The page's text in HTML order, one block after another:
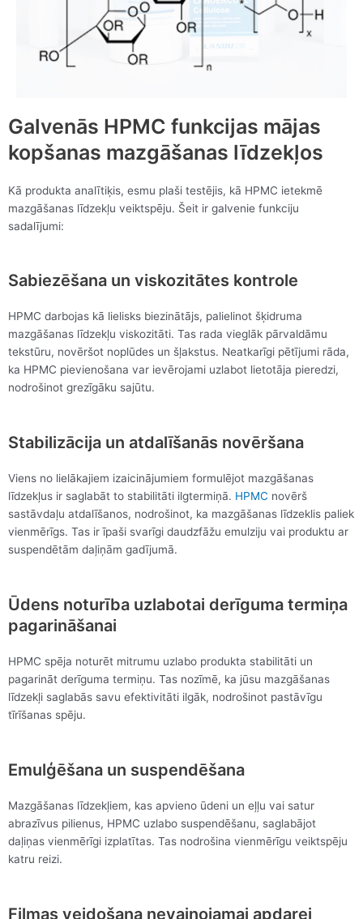
Galvenās HPMC funkcijas mājas
kopšanas mazgāšanas līdzekļos
Kā produkta analītiķis, esmu plaši testējis, kā HPMC ietekmē
mazgāšanas līdzekļu veiktspēju. Šeit ir galvenie funkciju
sadalījumi:
Sabiezēšana un viskozitātes kontrole
HPMC darbojas kā lielisks biezinātājs, palielinot šķidruma
mazgāšanas līdzekļu viskozitāti. Tas rada vieglāk pārvaldāmu
tekstūru, novēršot noplūdes un šļakstus. Neatkarīgi pētījumi rāda,
ka HPMC pievienošana var ievērojami uzlabot lietotāja pieredzi,
nodrošinot grezīgāku sajūtu.
Stabilizācija un atdalīšanās novēršana
Viens no lielākajiem izaicinājumiem formulējot mazgāšanas
līdzekļus ir saglabāt to stabilitāti ilgtermiņā. HPMC novērš
sastāvdaļu atdalīšanos, nodrošinot, ka mazgāšanas līdzeklis paliek
vienmērīgs. Tas ir īpaši svarīgi daudzfāžu emulziju vai produktu ar
suspendētām daļiņām gadījumā.
Ūdens noturība uzlabotai derīguma termiņa
pagarināšanai
HPMC spēja noturēt mitrumu uzlabo produkta stabilitāti un
pagarināt derīguma termiņu. Tas nozīmē, ka jūsu mazgāšanas
līdzekļi saglabās savu efektivitāti ilgāk, nodrošinot pastāvīgu
tīrīšanas spēju.
Emulģēšana un suspendēšana
Mazgāšanas līdzekļiem, kas apvieno ūdeni un eļļu vai satur
abrazīvus pilienus, HPMC uzlabo suspendēšanu, saglabājot
daļiņas vienmērīgi izplatītas. Tas nodrošina vienmērīgu veiktspēju
katru reizi.
Filmas veidošana nevainojamai apdarei